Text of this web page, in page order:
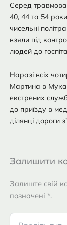
Серед
40, 44 та 54
чисельні
взяли під
людей до
Наразі всіх
Мартина в
екстрених служб
до приїзду в
ділянці дороги
Залишити
Залиште свій
позначені *.
Введіть